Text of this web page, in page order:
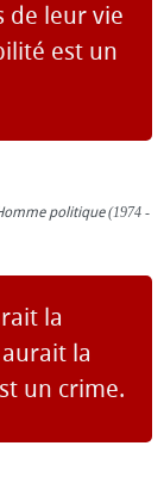
de leur vie
est un
politique(1974 -
la
la
un crime.